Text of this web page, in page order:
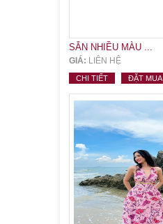
SẴN NHIỀU MÀU ...
GIÁ: LIÊN HỆ
CHI TIẾT ĐẶT MUA